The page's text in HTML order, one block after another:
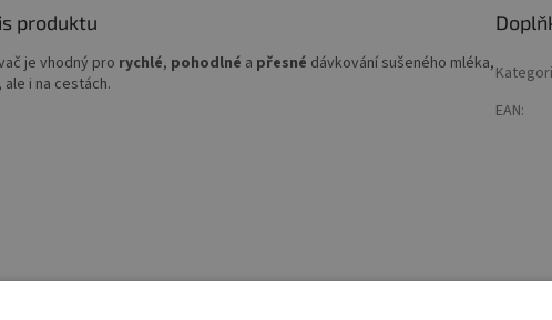
produktu
je vhodný pro rychlé, pohodlné a přesné dávkování sušeného mléka,
i na cestách.
EAN: